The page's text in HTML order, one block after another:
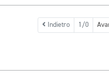
Indietro 1/0